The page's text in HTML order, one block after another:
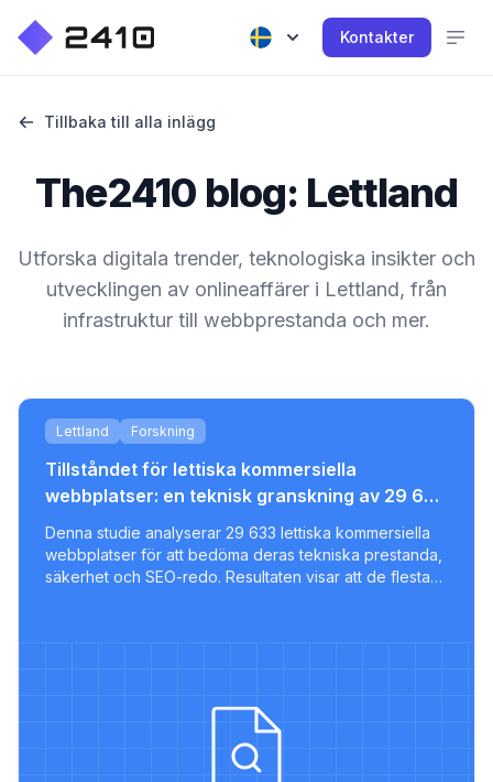
Kontakter
Tillbaka till alla inlägg
The2410 blog: Lettland
Utforska digitala trender, teknologiska insikter och
utvecklingen av onlineaffärer i Lettland, från
infrastruktur till webbprestanda och mer.
Lettland Forskning
Tillståndet för lettiska kommersiella
webbplatser: en teknisk granskning av 29 633
sajter
Denna studie analyserar 29 633 lettiska kommersiella
webbplatser för att bedöma deras tekniska prestanda,
säkerhet och SEO-redo. Resultaten visar att de flesta